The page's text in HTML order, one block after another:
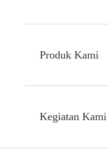
Produk Kami
Kegiatan Kami